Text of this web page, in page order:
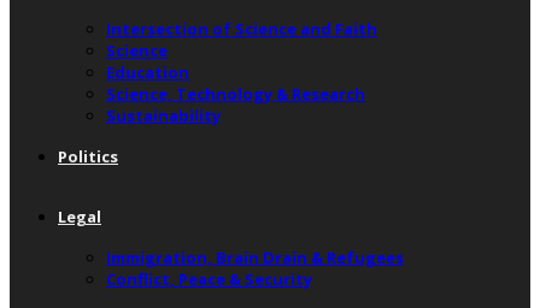
Intersection of Science and Faith
Science
Education
Science, Technology & Research
Sustainability
Politics
Legal
Immigration, Brain Drain & Refugees
Conflict, Peace & Security